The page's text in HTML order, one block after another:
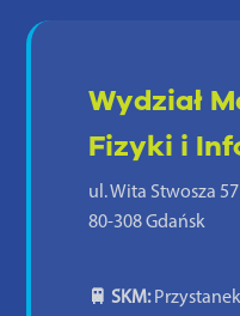
Wydział
Fizyki i
ul. Wita Stwosza 57
80-308 Gdańsk
🚆 SKM:Przystanek